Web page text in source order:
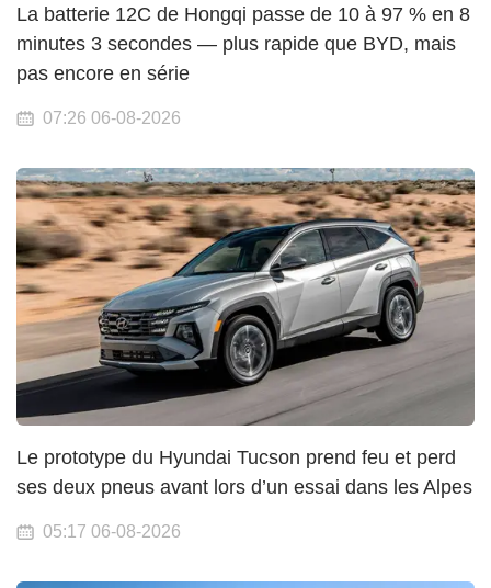
La batterie 12C de Hongqi passe de 10 à 97 % en 8
minutes 3 secondes — plus rapide que BYD, mais
pas encore en série
07:26 06-08-2026
Le prototype du Hyundai Tucson prend feu et perd
ses deux pneus avant lors d’un essai dans les Alpes
05:17 06-08-2026